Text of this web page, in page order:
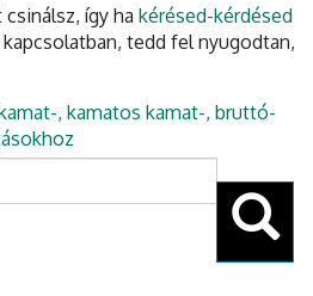
így ha kérésed-kérdésed
tedd fel nyugodtan,
, kamatos kamat-, bruttó-